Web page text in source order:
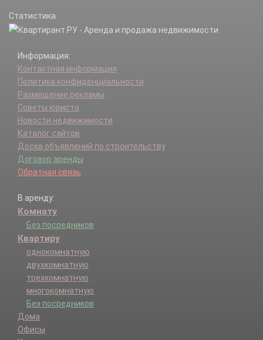
Статистика:
Информация:
Контактная информация
Политика конфиденциальности
Размещение рекламы
Советы юриста
Новости недвижимости
Каталог сайтов
Доска объявлений по строительству
Договор аренды
Обратная связь
В аренду:
Комнату
Без посредников
Квартиру
однокомнатную
двухкомнатную
трехкомнатную
многокомнатную
Без посредников
Дома
Офисы